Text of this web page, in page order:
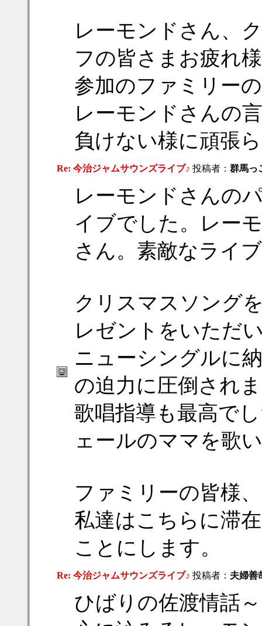
レーモンドさん、
フの皆さまお疲れ
参加のファミリー
レーモンドさんの
負けない様に頑張
Re: 今治ジャムサウンズライブ♪ 投稿者： 群馬っ
レーモンドさんの
イブでした。レー
さん。素敵なライ
クリスマスソング
レゼントをいただ
ニューシングルに
の迫力に圧倒され
歌唱指導も最高で
ェールのママを歌
ファミリーの皆様
私達はこちらに滞
ことにします。
Re: 今治ジャムサウンズライブ♪ 投稿者： 夫婦善
ひばりの佐渡情話